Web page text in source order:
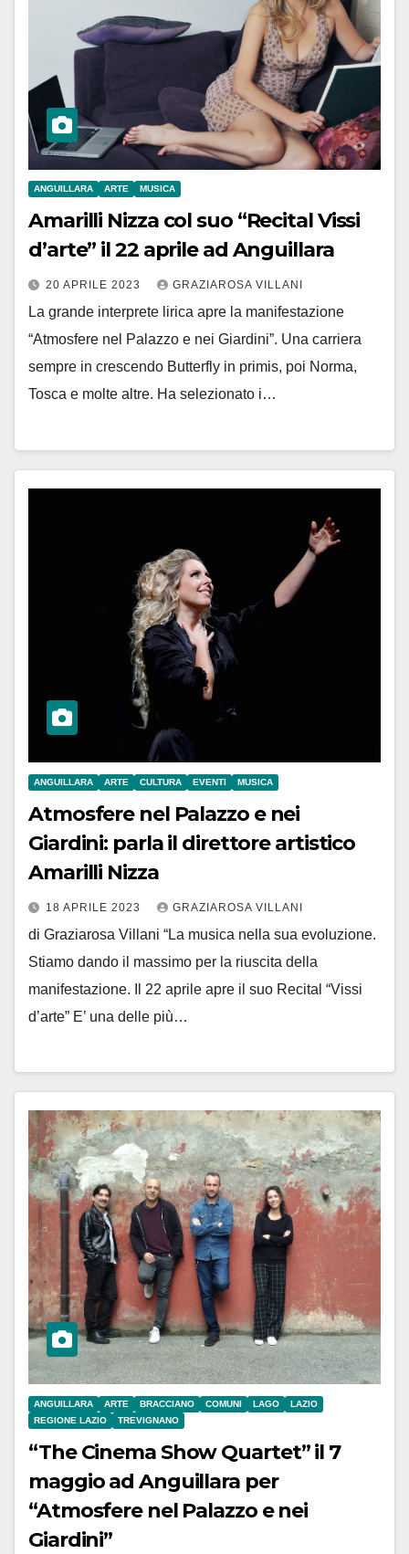
ANGUILLARA ARTE MUSICA
Amarilli Nizza col suo “Recital Vissi
d’arte” il 22 aprile ad Anguillara
20 APRILE 2023 GRAZIAROSA VILLANI
La grande interprete lirica apre la manifestazione
“Atmosfere nel Palazzo e nei Giardini”. Una carriera
sempre in crescendo Butterfly in primis, poi Norma,
Tosca e molte altre. Ha selezionato i…
ANGUILLARA ARTE CULTURA EVENTI MUSICA
Atmosfere nel Palazzo e nei
Giardini: parla il direttore artistico
Amarilli Nizza
18 APRILE 2023 GRAZIAROSA VILLANI
di Graziarosa Villani “La musica nella sua evoluzione.
Stiamo dando il massimo per la riuscita della
manifestazione. Il 22 aprile apre il suo Recital “Vissi
d’arte” E’ una delle più…
ANGUILLARA ARTE BRACCIANO COMUNI LAGO
LAZIO
REGIONE LAZIO
TREVIGNANO
“The Cinema Show Quartet” il 7
maggio ad Anguillara per
“Atmosfere nel Palazzo e nei
Giardini”